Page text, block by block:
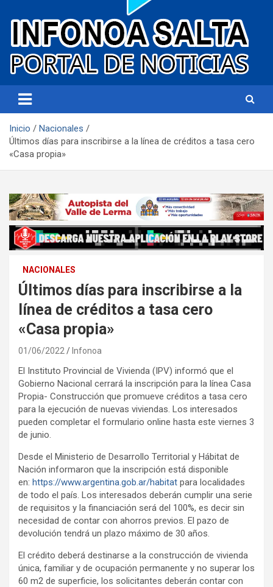
Infonoa Salta
Inicio
Nacionales
Últimos días para inscribirse a la línea de créditos a tasa cero
«Casa propia»
NACIONALES
Últimos días para inscribirse a la
línea de créditos a tasa cero
«Casa propia»
01/06/2022 Infonoa
El Instituto Provincial de Vivienda (IPV) informó que el
Gobierno Nacional cerrará la inscripción para la línea Casa
Propia- Construcción que promueve créditos a tasa cero
para la ejecución de nuevas viviendas. Los interesados
pueden completar el formulario online hasta este viernes 3
de junio.
Desde el Ministerio de Desarrollo Territorial y Hábitat de
Nación informaron que la inscripción está disponible
en: https://www.argentina.gob.ar/habitat para localidades
de todo el país. Los interesados deberán cumplir una serie
de requisitos y la financiación será del 100%, es decir sin
necesidad de contar con ahorros previos. El pazo de
devolución tendrá un plazo máximo de 30 años.
El crédito deberá destinarse a la construcción de vivienda
única, familiar y de ocupación permanente y no superar los
60 m2 de superficie, los solicitantes deberán contar con